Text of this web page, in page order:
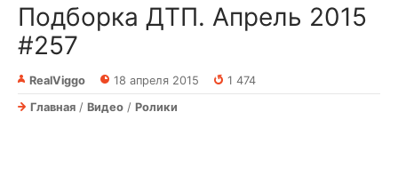
Подборка ДТП. Апрель 2015
#257
RealViggo 18 апреля 2015
1 474
Главная / Видео / Ролики